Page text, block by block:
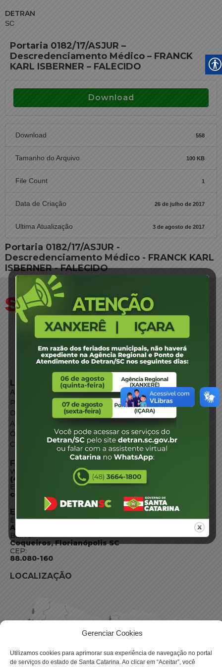
Gerenciar Cookies
Utilizamos cookies para aprimorar sua experiência de navegação no portal
de serviços do estado de Santa Catarina. Ao clicar em “Aceitar”, você
DETRAN
SC
Portaria 0182/17/ASJUR –
Descredenciamento Médico – FRANCK
KARL ISBERNER – FALECIDO
Download
Download 558
Tamanho do Arquivo 100 KB
File Count 1
Data de Criação 26 de julho de 2017
Ultima Atualização 3 de agosto de 2017
Portaria 0182/17/ASJUR -
Descredenciamento Médico - FRANCK KARL
ISBERNER - FALECIDO
LINKS EXTERNOS
Agência de Notícias
Portal de Serviços
Diário Oficial
Acesso à Informação
Órgãos do Governo
Conheça SC
FALE CONOSCO
WhatsApp:
(48) 3664-1800
E-mail:
centraldeinformacoes@detran.sc.gov.br
ENDEREÇO
Endereço:
Av. Almirante Tamandaré - 480
Bairro:
Coqueiros, Florianópolis SC
CEP:
88.080-160
LOCALIZAÇÃO